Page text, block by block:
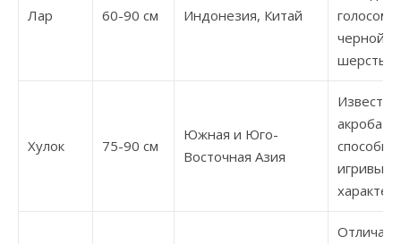
Лар 60-90 см Индонезия, Китай
голосом и
черной
шерстью.
Хулок 75-90 см
Южная и Юго-
Восточная Азия
игривым